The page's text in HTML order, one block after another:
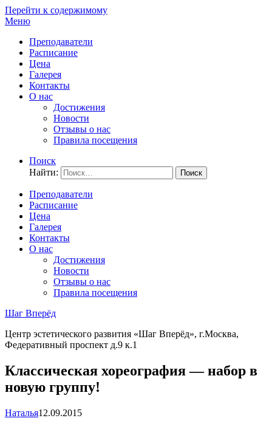
Перейти к содержимому
Меню
Преподаватели
Расписание
Цена
Галерея
Контакты
О нас
Достижения
Новости
Отзывы о нас
Правила посещения
Поиск
Найти:
Преподаватели
Расписание
Цена
Галерея
Контакты
О нас
Достижения
Новости
Отзывы о нас
Правила посещения
Шаг Вперёд
Центр эстетического развития «Шаг Вперёд», г.Москва,
Федеративный проспект д.9 к.1
Классическая хореография — набор в
новую группу!
Наталья12.09.2015